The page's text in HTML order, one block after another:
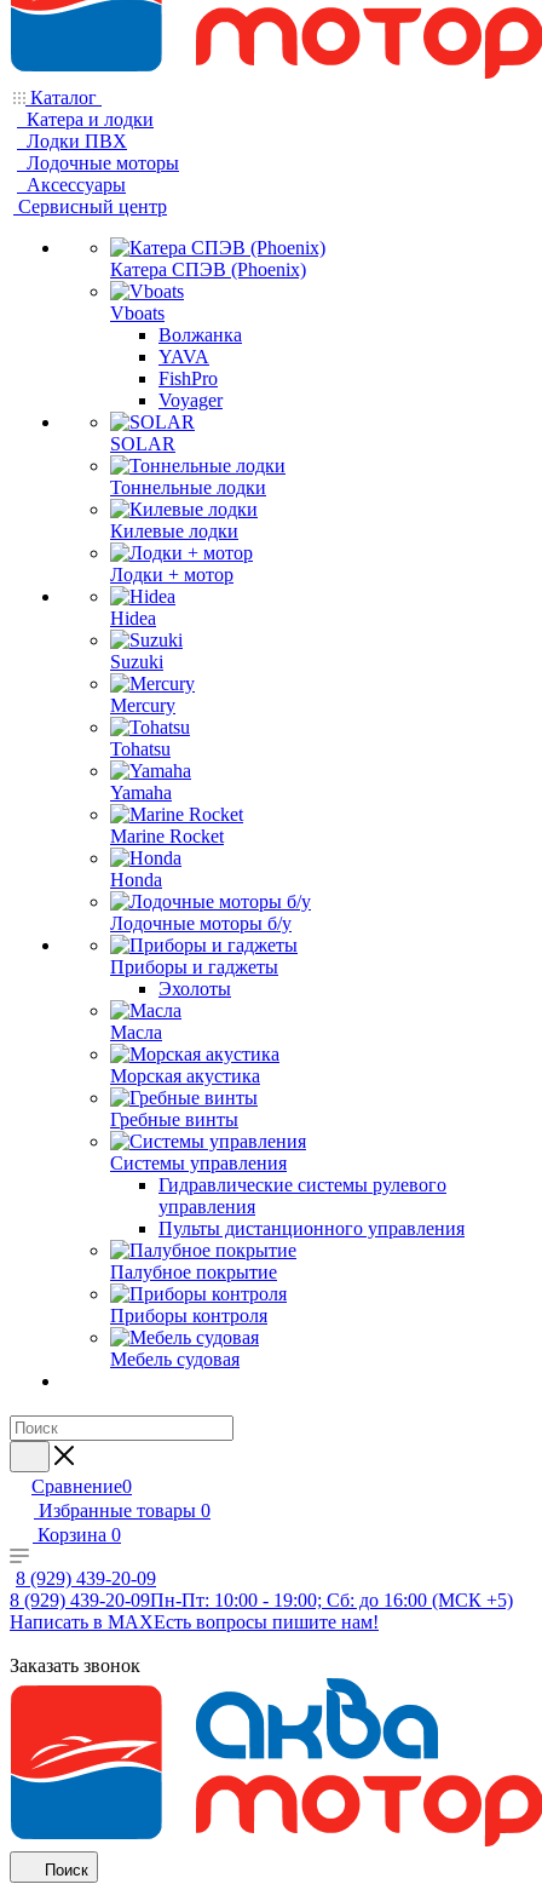
Каталог
Катера и лодки
Лодки ПВХ
Лодочные моторы
Аксессуары
Сервисный центр
Катера СПЭВ (Phoenix)
Vboats
Волжанка
YAVA
FishPro
Voyager
SOLAR
Тоннельные лодки
Килевые лодки
Лодки + мотор
Hidea
Suzuki
Mercury
Tohatsu
Yamaha
Marine Rocket
Honda
Лодочные моторы б/у
Приборы и гаджеты
Эхолоты
Масла
Морская акустика
Гребные винты
Системы управления
Гидравлические системы рулевого
управления
Пульты дистанционного управления
Палубное покрытие
Приборы контроля
Мебель судовая
Сравнение0
Избранные товары 0
Корзина 0
8 (929) 439-20-09
8 (929) 439-20-09Пн-Пт: 10:00 - 19:00; Сб: до 16:00 (МСК +5)
Написать в MAXЕсть вопросы пишите нам!
Заказать звонок
Поиск